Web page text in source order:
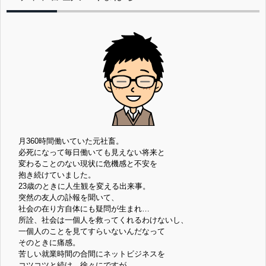
月360時間働いていた元社畜。
必死になって毎日働いても見えない将来と
変わることのない現状に危機感と不安を
抱き続けていました。
23歳のときに人生観を変える出来事。
突然の友人の訃報を聞いて、
社会の在り方自体にも疑問が生まれ…
所詮、社会は一個人を救ってくれるわけないし、
一個人のことを見てすらいないんだなって
そのときに痛感。
苦しい就業時間の合間にネットビジネスを